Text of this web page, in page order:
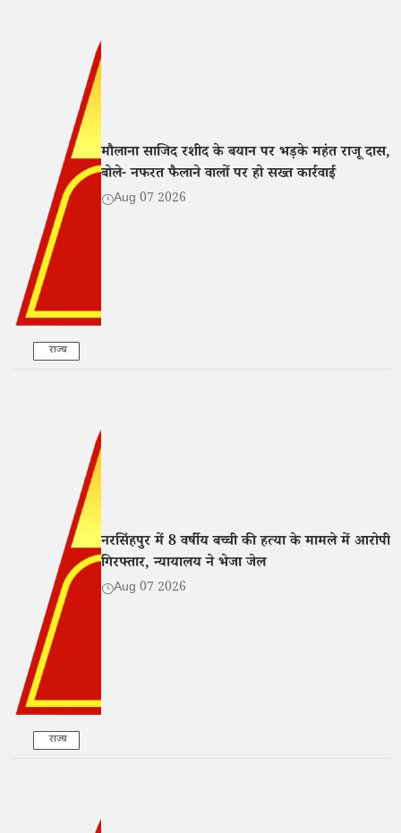
राज्य
मौलाना साजिद रशीद के बयान पर भड़के महंत राजू दास,
बोले- नफरत फैलाने वालों पर हो सख्त कार्रवाई
Aug 07 2026
राज्य
नरसिंहपुर में 8 वर्षीय बच्ची की हत्या के मामले में आरोपी
गिरफ्तार, न्यायालय ने भेजा जेल
Aug 07 2026